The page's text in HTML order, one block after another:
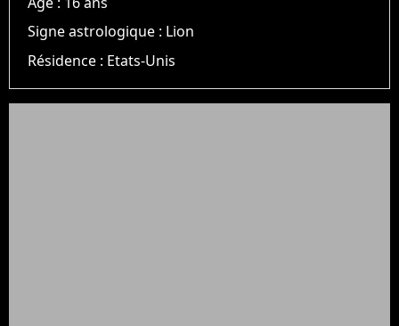
Signe astrologique : Lion
Résidence : Etats-Unis